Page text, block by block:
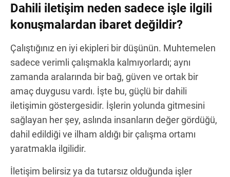
Dahili iletişim neden sadece işle ilgili
konuşmalardan ibaret değildir?
Çalıştığınız en iyi ekipleri bir düşünün. Muhtemelen
sadece verimli çalışmakla kalmıyorlardı; aynı
zamanda aralarında bir bağ, güven ve ortak bir
amaç duygusu vardı. İşte bu, güçlü bir dahili
iletişimin göstergesidir. İşlerin yolunda gitmesini
sağlayan her şey, aslında insanların değer gördüğü,
dahil edildiği ve ilham aldığı bir çalışma ortamı
yaratmakla ilgilidir.
İletişim belirsiz ya da tutarsız olduğunda işler